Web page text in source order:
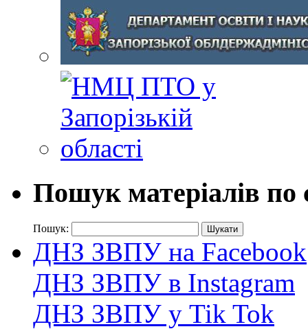
Пошук матеріалів по
Пошук:
ДНЗ ЗВПУ на Facebook
ДНЗ ЗВПУ в Instagram
ДНЗ ЗВПУ у Tik Tok